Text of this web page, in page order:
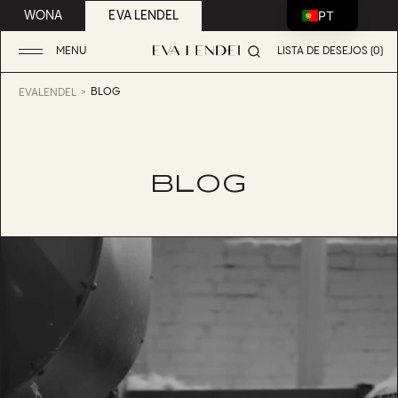
WONA EVA LENDEL
MENU LISTA DE DESEJOS (0)
EVALENDEL BLOG
BLOG
PT